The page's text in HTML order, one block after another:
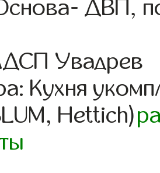
ДВП,
Увадрев
Кухня
Hettich)